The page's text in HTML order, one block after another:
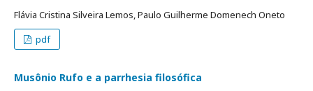
Flávia Cristina Silveira Lemos, Paulo Guilherme Domenech Oneto
pdf
Musônio Rufo e a parrhesia filosófica